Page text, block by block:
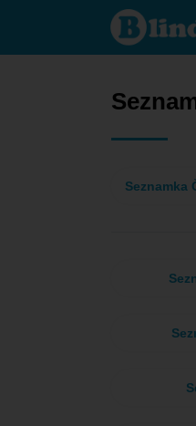
Seznamka
- Ona
hledá
Seznamka